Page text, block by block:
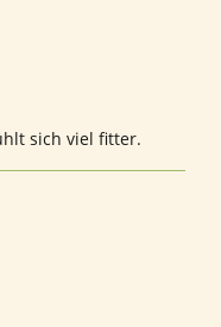
sich viel fitter.